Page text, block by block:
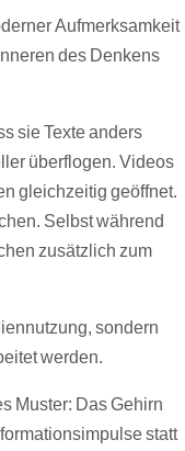
Aufmerksamkeit
des Denkens
sie Texte anders
überflogen. Videos
gleichzeitig geöffnet.
Selbst während
zusätzlich zum
sondern
werden.
Muster: Das Gehirn
statt